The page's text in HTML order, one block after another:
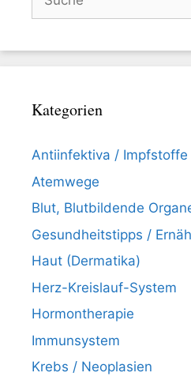
Kategorien
Antiinfektiva / Impfstoffe
Atemwege
Blut, Blutbildende
Gesundheitstipps /
Haut (Dermatika)
Herz-Kreislauf-System
Hormontherapie
Immunsystem
Krebs / Neoplasien